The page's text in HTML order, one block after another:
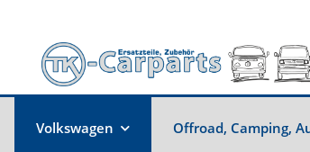
Volkswagen Offroad, Camping,